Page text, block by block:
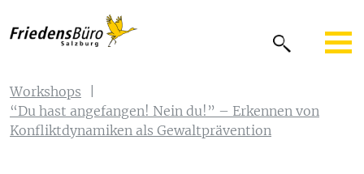
Workshops
“Du hast angefangen! Nein du!” – Erkennen von
Konfliktdynamiken als Gewaltprävention